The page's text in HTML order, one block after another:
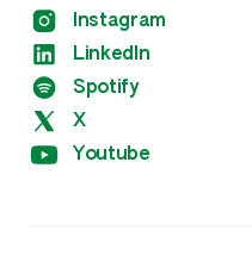
Instagram
LinkedIn
Spotify
X
Youtube